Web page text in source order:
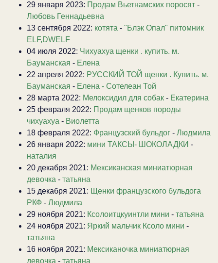
29 января 2023: Продам Вьетнамских поросят -
Любовь Геннадьевна
13 сентября 2022: котята - "Блэк Опал" питомник
ELF,DWELF
04 июля 2022: Чихуахуа щенки . купить. м.
Бауманская - Елена
22 апреля 2022: РУССКИЙ ТОЙ щенки . Купить. м.
Бауманская - Елена - Сотелеан Той
28 марта 2022: Мелоксидил для собак - Екатерина
25 февраля 2022: Продам щенков породы
чихуахуа - Виолетта
18 февраля 2022: Французский бульдог - Людмила
26 января 2022: мини ТАКСЫ- ШОКОЛАДКИ -
наталия
20 декабря 2021: Мексиканская миниатюрная
девочка - татьяна
15 декабря 2021: Щенки французского бульдога
РКФ - Людмила
29 ноября 2021: Ксолоитцкуинтли мини - татьяна
24 ноября 2021: Яркий мальчик Ксоло мини -
татьяна
16 ноября 2021: Мексиканочка миниатюрная
девочка - татьяна